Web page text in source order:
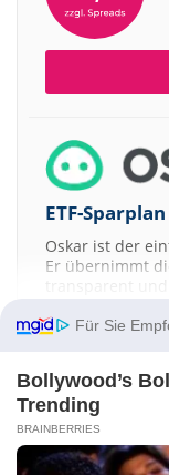
ETF-Sparplan
Oskar ist der
Er übernimmt
transparent
Aktien ATX DAX
Für Sie
Bollywood’s
Trending
BRAINBERRIES